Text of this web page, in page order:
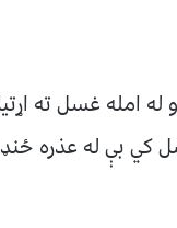
امله غسل ته
بې له عذره ځنډ